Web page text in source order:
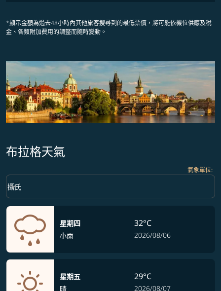
*顯示金額為過去48小時內其他旅客搜尋到的最低票價，將可能依機位供應及稅
金、各類附加費用的調整而隨時變動。
布拉格天氣
氣象單位:
Weather unit option 攝氏 Selected
攝氏
keyboard_arrow_down
星期四
小雨
32°C
2026/08/06
星期五
晴
29°C
2026/08/07